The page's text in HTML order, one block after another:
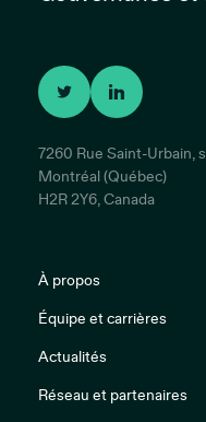
7260 Rue Saint-Urbain,
Montréal (Québec)
H2R 2Y6, Canada
À propos
Équipe et carrières
Actualités
Réseau et partenaires